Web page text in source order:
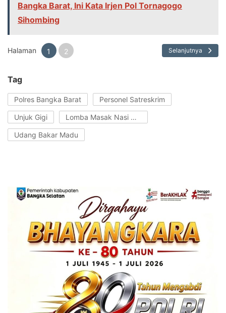
Bangka Barat, Ini Kata Irjen Pol Tornagogo
Sihombing
Halaman 1 2 Selanjutnya
Tag
Polres Bangka Barat Personel Satreskrim
Unjuk Gigi Lomba Masak Nasi Goreng
Udang Bakar Madu